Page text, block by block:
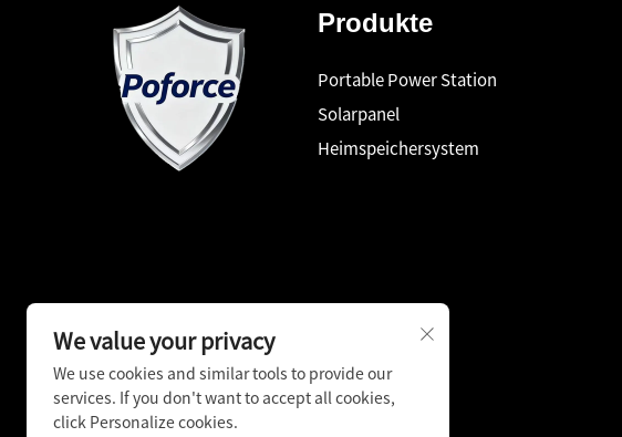
Produkte
Portable Power Station
Solarpanel
Heimspeichersystem
We value your privacy
We use cookies and similar tools to provide our
services. If you don't want to accept all cookies,
click Personalize cookies.